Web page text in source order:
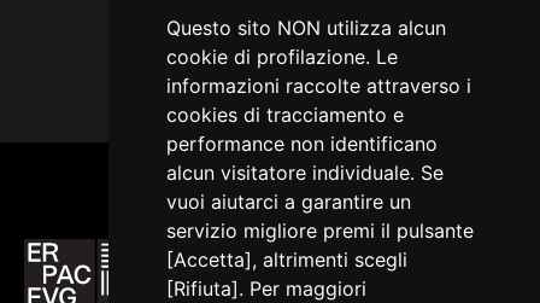
Questo sito NON utilizza alcun
cookie di profilazione. Le
informazioni raccolte attraverso i
cookies di tracciamento e
performance non identificano
alcun visitatore individuale. Se
vuoi aiutarci a garantire un
servizio migliore premi il pulsante
[Accetta], altrimenti scegli
[Rifiuta]. Per maggiori